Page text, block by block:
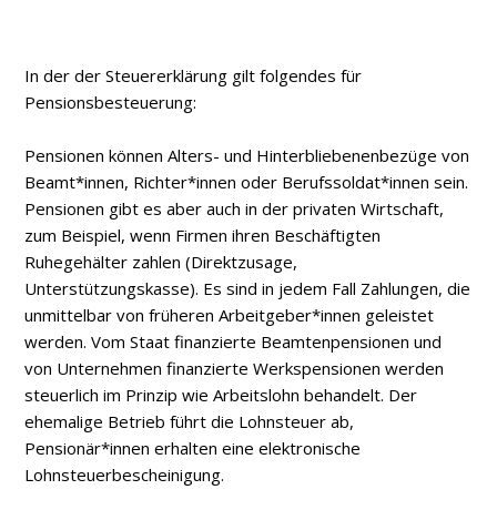
In der der Steuererklärung gilt folgendes für
Pensionsbesteuerung:
Pensionen können Alters- und Hinterbliebenenbezüge von
Beamt*innen, Richter*innen oder Berufssoldat*innen sein.
Pensionen gibt es aber auch in der privaten Wirtschaft,
zum Beispiel, wenn Firmen ihren Beschäftigten
Ruhegehälter zahlen (Direktzusage,
Unterstützungskasse). Es sind in jedem Fall Zahlungen, die
unmittelbar von früheren Arbeitgeber*innen geleistet
werden. Vom Staat finanzierte Beamtenpensionen und
von Unternehmen finanzierte Werkspensionen werden
steuerlich im Prinzip wie Arbeitslohn behandelt. Der
ehemalige Betrieb führt die Lohnsteuer ab,
Pensionär*innen erhalten eine elektronische
Lohnsteuerbescheinigung.